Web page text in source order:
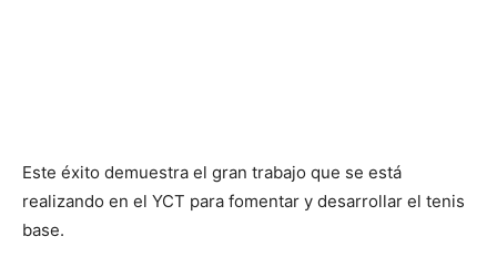
Este éxito demuestra el gran trabajo que se está
realizando en el YCT para fomentar y desarrollar el tenis
base.